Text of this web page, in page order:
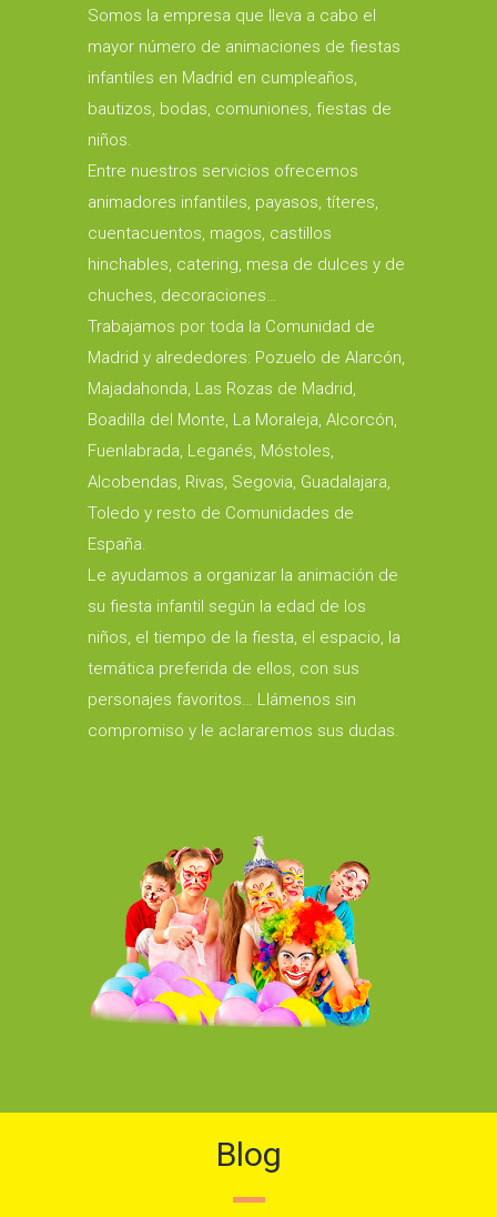
Somos la empresa que lleva a cabo el
mayor número de animaciones de fiestas
infantiles en Madrid en cumpleaños,
bautizos, bodas, comuniones, fiestas de
niños.
Entre nuestros servicios ofrecemos
animadores infantiles, payasos, títeres,
cuentacuentos, magos, castillos
hinchables, catering, mesa de dulces y de
chuches, decoraciones…
Trabajamos por toda la Comunidad de
Madrid y alrededores: Pozuelo de Alarcón,
Majadahonda, Las Rozas de Madrid,
Boadilla del Monte, La Moraleja, Alcorcón,
Fuenlabrada, Leganés, Móstoles,
Alcobendas, Rivas, Segovia, Guadalajara,
Toledo y resto de Comunidades de
España.
Le ayudamos a organizar la animación de
su fiesta infantil según la edad de los
niños, el tiempo de la fiesta, el espacio, la
temática preferida de ellos, con sus
personajes favoritos… Llámenos sin
compromiso y le aclararemos sus dudas.
Blog